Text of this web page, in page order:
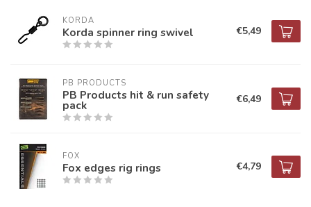
KORDA
Korda spinner ring swivel €5,49
PB PRODUCTS
PB Products hit & run safety
pack €6,49
FOX
Fox edges rig rings €4,79